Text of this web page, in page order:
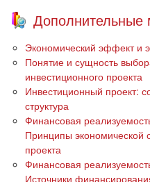
Экономический эффект и
Понятие и сущность
инвестиционного проекта
Инвестиционный проект:
структура
Финансовая
Принципы экономической
проекта
Финансовая
Источники